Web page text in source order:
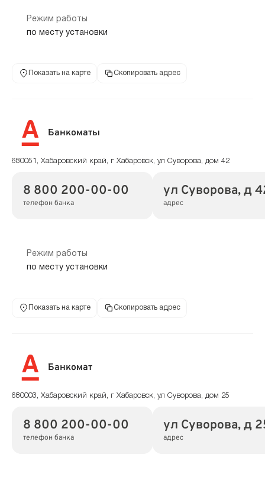
Режим работы
по месту установки
Показать на карте Скопировать адрес
Банкоматы
680051, Хабаровский край, г Хабаровск, ул Суворова, дом 42
8 800 200-00-00
телефон банка
ул Суворова, д
адрес
Режим работы
по месту установки
Показать на карте Скопировать адрес
Банкомат
680003, Хабаровский край, г Хабаровск, ул Суворова, дом 25
8 800 200-00-00
телефон банка
ул Суворова, д
адрес